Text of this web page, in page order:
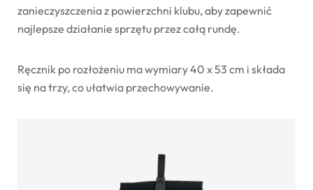
zanieczyszczenia z powierzchni klubu, aby zapewnić
najlepsze działanie sprzętu przez całą rundę.
Ręcznik po rozłożeniu ma wymiary 40 x 53 cm i składa
się na trzy, co ułatwia przechowywanie.